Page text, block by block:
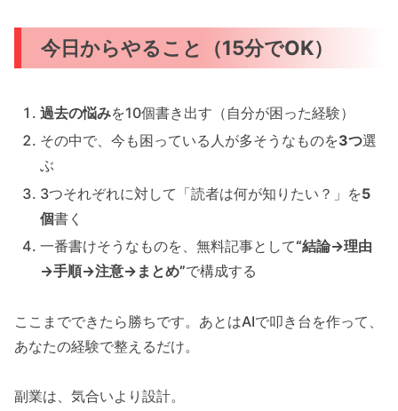
今日からやること（15分でOK）
過去の悩みを10個書き出す（自分が困った経験）
その中で、今も困っている人が多そうなものを3つ選
ぶ
3つそれぞれに対して「読者は何が知りたい？」を5
個書く
一番書けそうなものを、無料記事として“結論→理由
→手順→注意→まとめ”で構成する
ここまでできたら勝ちです。あとはAIで叩き台を作って、
あなたの経験で整えるだけ。
副業は、気合いより設計。